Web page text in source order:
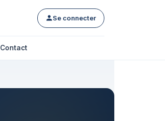
Se connecter
Contact